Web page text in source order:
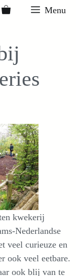
Menu
kwekerij
Nederlandse
veel curieuze en
ook veel eetbare.
ook blij van te